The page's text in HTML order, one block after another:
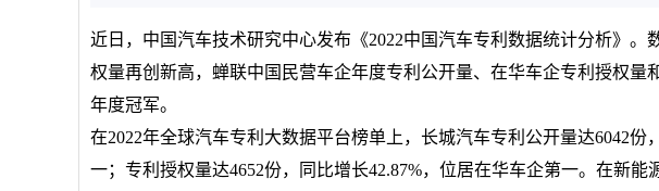
近日，中国汽车技术研究中心发布《2022中国汽车专利数据统计分析》。
权量再创新高，蝉联中国民营车企年度专利公开量、在华车企专利授权量
年度冠军。
在2022年全球汽车专利大数据平台榜单上，长城汽车专利公开量达6042份
一；专利授权量达4652份，同比增长42.87%，位居在华车企第一。在新